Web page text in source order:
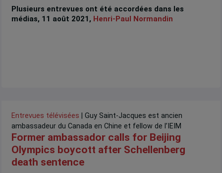
Plusieurs entrevues ont été accordées dans les
médias, 11 août 2021, Henri-Paul Normandin
Entrevues télévisées | Guy Saint-Jacques est ancien
ambassadeur du Canada en Chine et fellow de l’IEIM
Former ambassador calls for Beijing
Olympics boycott after Schellenberg
death sentence